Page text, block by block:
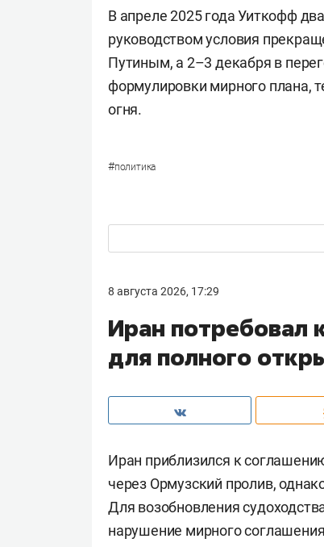
В апреле 2025 года Уиткофф
руководством условия
Путиным, а 2–3 декабря в
формулировки мирного плана,
огня.
#политика
8 августа 2026, 17:29
Иран потребовал
для полного
Иран приблизился к
через Ормузский пролив,
Для возобновления
нарушение мирного